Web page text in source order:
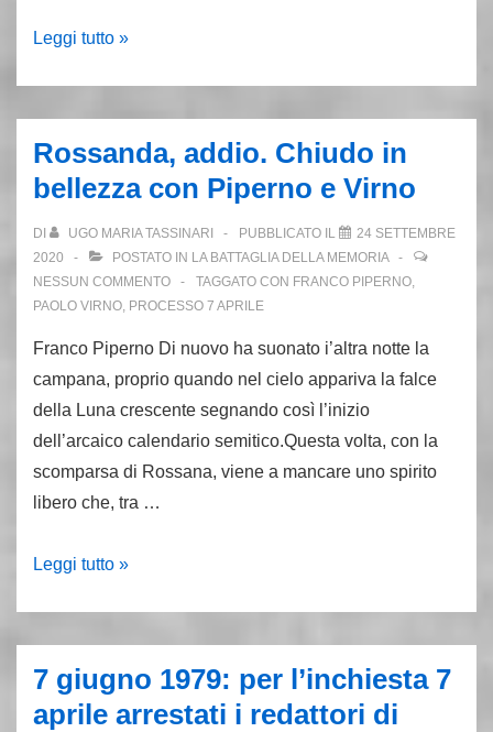
Lo
aprile:
c’è
chi
vince
(Calogero)
e
chi
perde
(i
detenuti)
Leggi tutto »
Rossanda, addio. Chiudo in
bellezza con Piperno e Virno
DI UGO MARIA TASSINARI PUBBLICATO IL
24 SETTEMBRE
2020
POSTATO IN LA BATTAGLIA DELLA MEMORIA
NESSUN COMMENTO
TAGGATO CON FRANCO PIPERNO,
PAOLO VIRNO, PROCESSO 7 APRILE
Franco Piperno Di nuovo ha suonato i’altra notte la
campana, proprio quando nel cielo appariva la falce
della Luna crescente segnando così l’inizio
dell’arcaico calendario semitico.Questa volta, con la
scomparsa di Rossana, viene a mancare uno spirito
libero che, tra …
Rossanda,
bellezza
con
Leggi tutto »
7 giugno 1979: per l’inchiesta 7
aprile arrestati i redattori di